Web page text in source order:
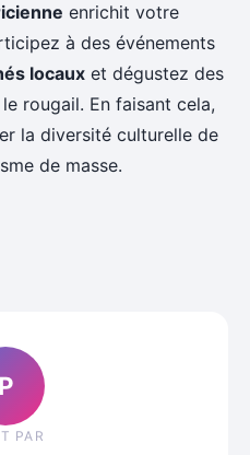
enrichit votre
à des événements
locaux et dégustez des
rougail. En faisant cela,
la diversité culturelle de
de masse.
P
PAR